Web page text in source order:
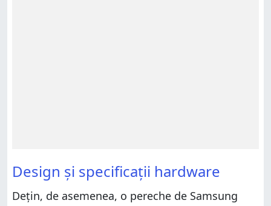
Design și specificații hardware
Dețin, de asemenea, o pereche de Samsung